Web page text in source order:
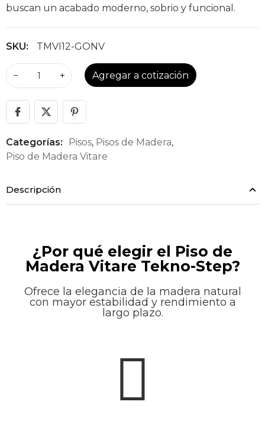
buscan un acabado moderno, sobrio y funcional.
SKU: TMVI12-GONV
− + Agregar a cotización
Categorías: Pisos, Pisos de Madera,
Piso de Madera Vitare
Descripción
¿Por qué elegir el Piso de
Madera Vitare Tekno-Step?
Ofrece la elegancia de la madera natural
con mayor estabilidad y rendimiento a
largo plazo.